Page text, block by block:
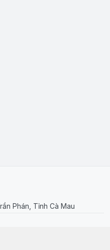
Phán, Tỉnh Cà Mau